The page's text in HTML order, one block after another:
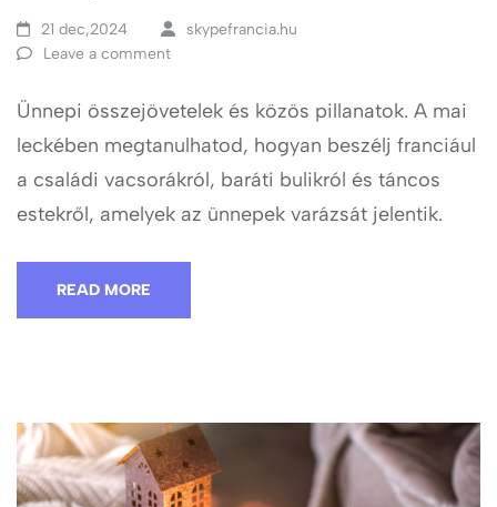
21 dec,2024
skypefrancia.hu
Leave a comment
Ünnepi összejövetelek és közös pillanatok. A mai
leckében megtanulhatod, hogyan beszélj franciául
a családi vacsorákról, baráti bulikról és táncos
estekről, amelyek az ünnepek varázsát jelentik.
READ MORE